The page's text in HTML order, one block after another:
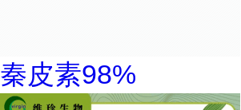
秦皮素98%